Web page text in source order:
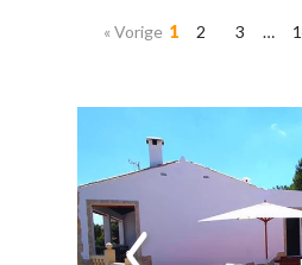
« Vorige 1 2 3 …